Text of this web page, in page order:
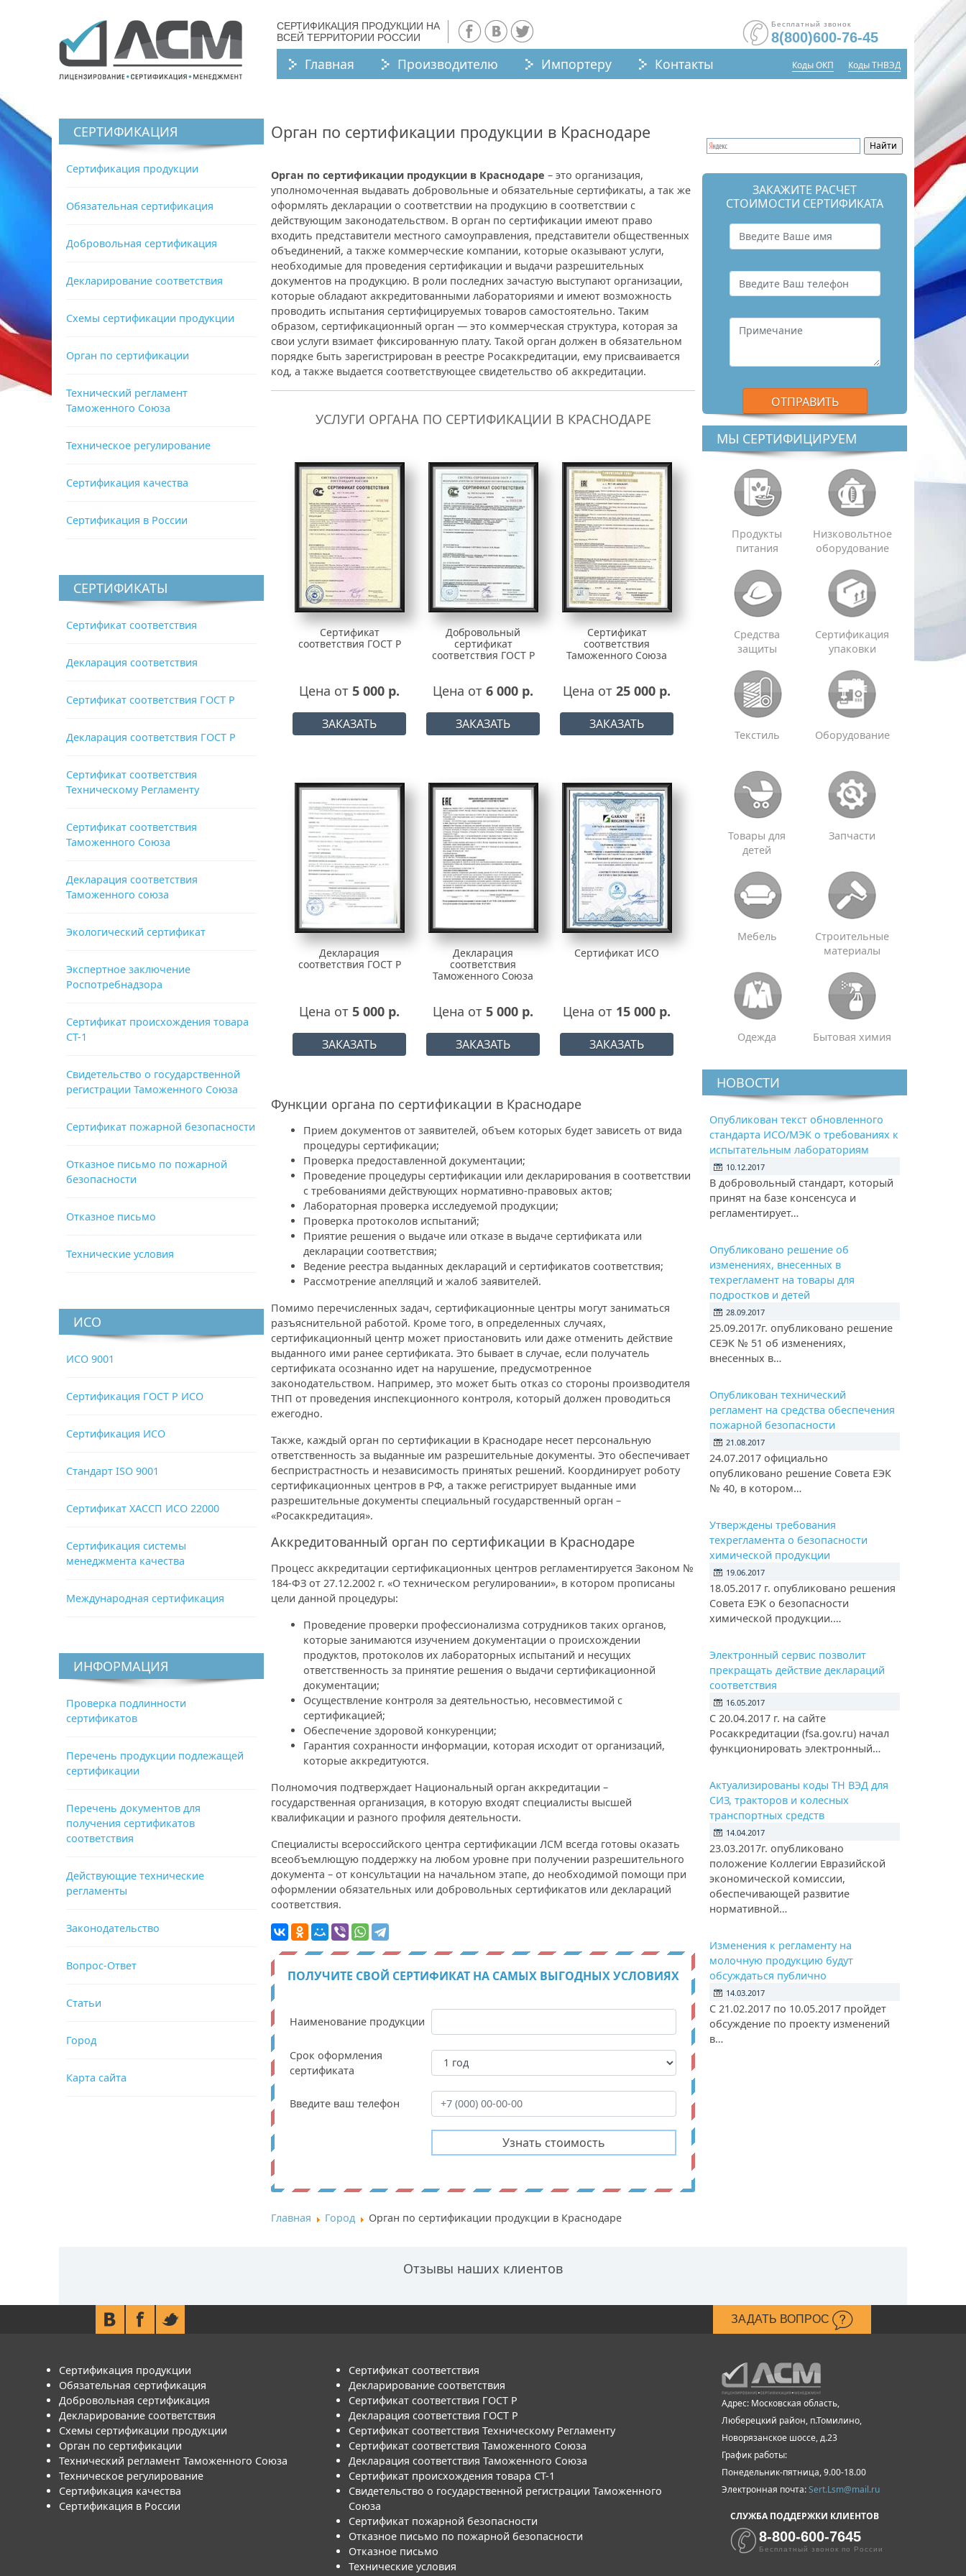
СЕРТИФИКАЦИЯ ПРОДУКЦИИ НА
ВСЕЙ ТЕРРИТОРИИ РОССИИ
Бесплатный звонок
8(800)600-76-45
Главная Производителю Импортеру Контакты Коды ОКП Коды ТНВЭД
СЕРТИФИКАЦИЯ
Сертификация продукции
Обязательная сертификация
Добровольная сертификация
Декларирование соответствия
Схемы сертификации продукции
Орган по сертификации
Технический регламент
Таможенного Союза
Техническое регулирование
Сертификация качества
Сертификация в России
СЕРТИФИКАТЫ
Сертификат соответствия
Декларация соответствия
Сертификат соответствия ГОСТ Р
Декларация соответствия ГОСТ Р
Сертификат соответствия
Техническому Регламенту
Сертификат соответствия
Таможенного Союза
Декларация соответствия
Таможенного союза
Экологический сертификат
Экспертное заключение
Роспотребнадзора
Сертификат происхождения товара
СТ-1
Свидетельство о государственной
регистрации Таможенного Союза
Сертификат пожарной безопасности
Отказное письмо по пожарной
безопасности
Отказное письмо
Технические условия
ИСО
ИСО 9001
Сертификация ГОСТ Р ИСО
Сертификация ИСО
Стандарт ISO 9001
Сертификат ХАССП ИСО 22000
Сертификация системы
менеджмента качества
Международная сертификация
ИНФОРМАЦИЯ
Проверка подлинности
сертификатов
Перечень продукции подлежащей
сертификации
Перечень документов для
получения сертификатов
соответствия
Действующие технические
регламенты
Законодательство
Вопрос-Ответ
Статьи
Город
Карта сайта
Орган по сертификации продукции в Краснодаре
Орган по сертификации продукции в Краснодаре – это организация,
уполномоченная выдавать добровольные и обязательные сертификаты, а так же
оформлять декларации о соответствии на продукцию в соответствии с
действующим законодательством. В орган по сертификации имеют право
входить представители местного самоуправления, представители общественных
объединений, а также коммерческие компании, которые оказывают услуги,
необходимые для проведения сертификации и выдачи разрешительных
документов на продукцию. В роли последних зачастую выступают организации,
которые обладают аккредитованными лабораториями и имеют возможность
проводить испытания сертифицируемых товаров самостоятельно. Таким
образом, сертификационный орган — это коммерческая структура, которая за
свои услуги взимает фиксированную плату. Такой орган должен в обязательном
порядке быть зарегистрирован в реестре Росаккредитации, ему присваивается
код, а также выдается соответствующее свидетельство об аккредитации.
УСЛУГИ ОРГАНА ПО СЕРТИФИКАЦИИ В КРАСНОДАРЕ
Сертификат
соответствия ГОСТ Р
Цена от 5 000 р.
ЗАКАЗАТЬ
Добровольный
сертификат
соответствия ГОСТ Р
Цена от 6 000 р.
ЗАКАЗАТЬ
Сертификат
соответствия
Таможенного Союза
Цена от 25 000 р.
ЗАКАЗАТЬ
Декларация
соответствия ГОСТ Р
Цена от 5 000 р.
ЗАКАЗАТЬ
Декларация
соответствия
Таможенного Союза
Цена от 5 000 р.
ЗАКАЗАТЬ
Сертификат ИСО
Цена от 15 000 р.
ЗАКАЗАТЬ
Функции органа по сертификации в Краснодаре
Прием документов от заявителей, объем которых будет зависеть от вида
процедуры сертификации;
Проверка предоставленной документации;
Проведение процедуры сертификации или декларирования в соответствии
с требованиями действующих нормативно-правовых актов;
Лабораторная проверка исследуемой продукции;
Проверка протоколов испытаний;
Приятие решения о выдаче или отказе в выдаче сертификата или
декларации соответствия;
Ведение реестра выданных деклараций и сертификатов соответствия;
Рассмотрение апелляций и жалоб заявителей.
Помимо перечисленных задач, сертификационные центры могут заниматься
разъяснительной работой. Кроме того, в определенных случаях,
сертификационный центр может приостановить или даже отменить действие
выданного ими ранее сертификата. Это бывает в случае, если получатель
сертификата осознанно идет на нарушение, предусмотренное
законодательством. Например, это может быть отказ со стороны производителя
ТНП от проведения инспекционного контроля, который должен проводиться
ежегодно.
Также, каждый орган по сертификации в Краснодаре несет персональную
ответственность за выданные им разрешительные документы. Это обеспечивает
беспристрастность и независимость принятых решений. Координирует роботу
сертификационных центров в РФ, а также регистрирует выданные ими
разрешительные документы специальный государственный орган –
«Росаккредитация».
Аккредитованный орган по сертификации в Краснодаре
Процесс аккредитации сертификационных центров регламентируется Законом №
184-ФЗ от 27.12.2002 г. «О техническом регулировании», в котором прописаны
цели данной процедуры:
Проведение проверки профессионализма сотрудников таких органов,
которые занимаются изучением документации о происхождении
продуктов, протоколов их лабораторных испытаний и несущих
ответственность за принятие решения о выдачи сертификационной
документации;
Осуществление контроля за деятельностью, несовместимой с
сертификацией;
Обеспечение здоровой конкуренции;
Гарантия сохранности информации, которая исходит от организаций,
которые аккредитуются.
Полномочия подтверждает Национальный орган аккредитации –
государственная организация, в которую входят специалисты высшей
квалификации и разного профиля деятельности.
Специалисты всероссийского центра сертификации ЛСМ всегда готовы оказать
всеобъемлющую поддержку на любом уровне при получении разрешительного
документа – от консультации на начальном этапе, до необходимой помощи при
оформлении обязательных или добровольных сертификатов или деклараций
соответствия.
ПОЛУЧИТЕ СВОЙ СЕРТИФИКАТ НА САМЫХ ВЫГОДНЫХ УСЛОВИЯХ
Наименование продукции
Срок оформления
сертификата
Введите ваш телефон
Главная Город Орган по сертификации продукции в Краснодаре
ЗАКАЖИТЕ РАСЧЕТ
СТОИМОСТИ СЕРТИФИКАТА
МЫ СЕРТИФИЦИРУЕМ
Продукты
питания
Низковольтное
оборудование
Средства
защиты
Сертификация
упаковки
Текстиль Оборудование
Товары для
детей
Запчасти
Мебель
Строительные
материалы
Одежда Бытовая химия
НОВОСТИ
Опубликован текст обновленного
стандарта ИСО/МЭК о требованиях к
испытательным лабораториям
10.12.2017
В добровольный стандарт, который
принят на базе консенсуса и
регламентирует…
Опубликовано решение об
изменениях, внесенных в
техрегламент на товары для
подростков и детей
28.09.2017
25.09.2017г. опубликовано решение
СЕЭК № 51 об изменениях,
внесенных в…
Опубликован технический
регламент на средства обеспечения
пожарной безопасности
21.08.2017
24.07.2017 официально
опубликовано решение Совета ЕЭК
№ 40, в котором…
Утверждены требования
техрегламента о безопасности
химической продукции
19.06.2017
18.05.2017 г. опубликовано решения
Совета ЕЭК о безопасности
химической продукции.…
Электронный сервис позволит
прекращать действие деклараций
соответствия
16.05.2017
С 20.04.2017 г. на сайте
Росаккредитации (fsa.gov.ru) начал
функционировать электронный…
Актуализированы коды ТН ВЭД для
СИЗ, тракторов и колесных
транспортных средств
14.04.2017
23.03.2017г. опубликовано
положение Коллегии Евразийской
экономической комиссии,
обеспечивающей развитие
нормативной…
Изменения к регламенту на
молочную продукцию будут
обсуждаться публично
14.03.2017
С 21.02.2017 по 10.05.2017 пройдет
обсуждение по проекту изменений
в…
Отзывы наших клиентов
ЗАДАТЬ ВОПРОС
Сертификация продукции
Обязательная сертификация
Добровольная сертификация
Декларирование соответствия
Схемы сертификации продукции
Орган по сертификации
Технический регламент Таможенного Союза
Техническое регулирование
Сертификация качества
Сертификация в России
Сертификат соответствия
Декларирование соответствия
Сертификат соответствия ГОСТ Р
Декларация соответствия ГОСТ Р
Сертификат соответствия Техническому Регламенту
Сертификат соответствия Таможенного Союза
Декларация соответствия Таможенного Союза
Сертификат происхождения товара СТ-1
Свидетельство о государственной регистрации Таможенного
Союза
Сертификат пожарной безопасности
Отказное письмо по пожарной безопасности
Отказное письмо
Технические условия
Адрес: Московская область,
Люберецкий район, п.Томилино,
Новорязанское шоссе, д.23
График работы:
Понедельник-пятница, 9.00-18.00
Электронная почта:Sert.Lsm@mail.ru
СЛУЖБА ПОДДЕРЖКИ КЛИЕНТОВ
8-800-600-7645
Бесплатный звонок по России